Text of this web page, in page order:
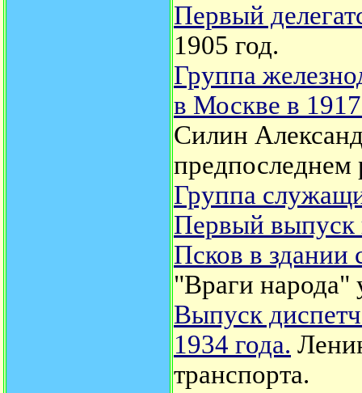
Первый
1905 год.
Группа
в Москве в
Силин
предпоследнем
Группа
Первый выпуск
Псков в здании
"Враги
Выпуск
1934 года.
транспорта.